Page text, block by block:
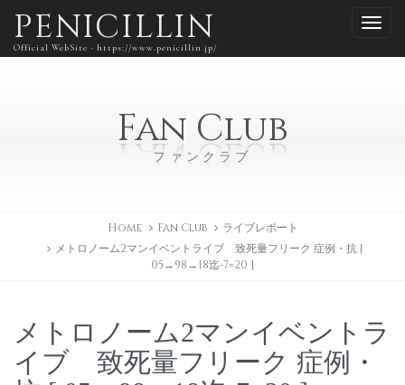
PENICILLIN
Official WebSite - https://www.penicillin.jp/
Fan Club
ファンクラブ
Home Fan Club
ライブレポート
メトロノーム2マンイベントライブ 致死量フリーク 症例・抗 [
05→98→18迄-7=20 ]
メトロノーム2マンイベントラ
イブ 致死量フリーク 症例・